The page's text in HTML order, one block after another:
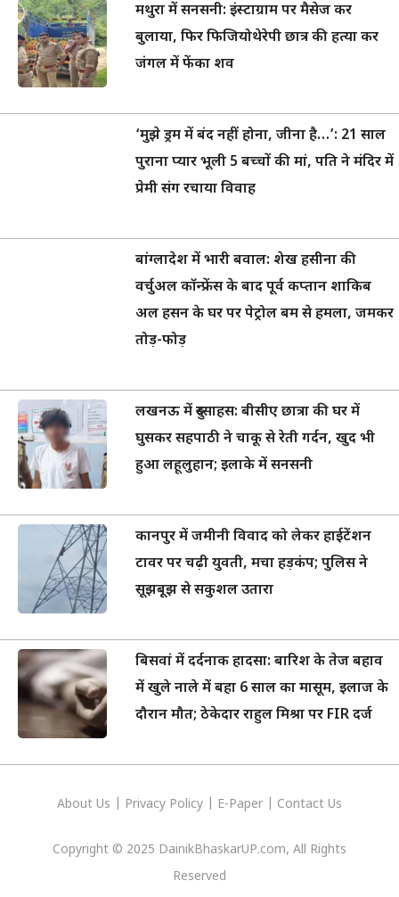
मथुरा में सनसनी: इंस्टाग्राम पर मैसेज कर
बुलाया, फिर फिजियोथेरेपी छात्र की हत्या कर
जंगल में फेंका शव
‘मुझे ड्रम में बंद नहीं होना, जीना है…’: 21 साल
पुराना प्यार भूली 5 बच्चों की मां, पति ने मंदिर में
प्रेमी संग रचाया विवाह
बांग्लादेश में भारी बवाल: शेख हसीना की
वर्चुअल कॉन्फ्रेंस के बाद पूर्व कप्तान शाकिब
अल हसन के घर पर पेट्रोल बम से हमला, जमकर
तोड़-फोड़
लखनऊ में दुस्साहस: बीसीए छात्रा की घर में
घुसकर सहपाठी ने चाकू से रेती गर्दन, खुद भी
हुआ लहूलुहान; इलाके में सनसनी
कानपुर में जमीनी विवाद को लेकर हाईटेंशन
टावर पर चढ़ी युवती, मचा हड़कंप; पुलिस ने
सूझबूझ से सकुशल उतारा
बिसवां में दर्दनाक हादसा: बारिश के तेज बहाव
में खुले नाले में बहा 6 साल का मासूम, इलाज के
दौरान मौत; ठेकेदार राहुल मिश्रा पर FIR दर्ज
About Us Privacy Policy E-Paper Contact Us
Copyright © 2025 DainikBhaskarUP.com, All Rights
Reserved